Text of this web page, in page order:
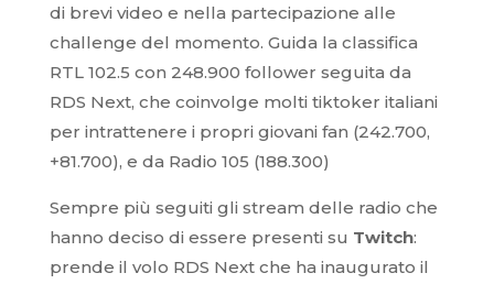
di brevi video e nella partecipazione alle
challenge del momento. Guida la classifica
RTL 102.5 con 248.900 follower seguita da
RDS Next, che coinvolge molti tiktoker italiani
per intrattenere i propri giovani fan (242.700,
+81.700), e da Radio 105 (188.300)
Sempre più seguiti gli stream delle radio che
hanno deciso di essere presenti su Twitch:
prende il volo RDS Next che ha inaugurato il